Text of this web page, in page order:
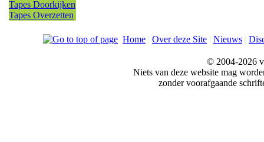
Tapes Doorkijken
Tapes Overzetten
Home | Over deze Site | Nieuws |
© 2004-2026
Niets van deze website mag
zonder voorafgaande